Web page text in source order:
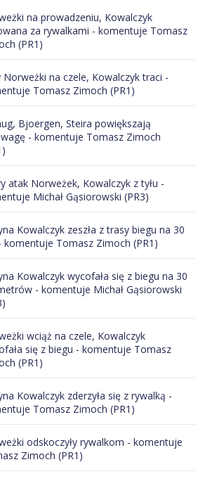
na prowadzeniu, Kowalczyk
za rywalkami - komentuje Tomasz
(PR1)
Norweżki na czele, Kowalczyk traci -
Tomasz Zimoch (PR1)
Bjoergen, Steira powiększają
- komentuje Tomasz Zimoch
atak Norweżek, Kowalczyk z tyłu -
Michał Gąsiorowski (PR3)
Kowalczyk zeszła z trasy biegu na 30
komentuje Tomasz Zimoch (PR1)
Kowalczyk wycofała się z biegu na 30
- komentuje Michał Gąsiorowski
wciąż na czele, Kowalczyk
się z biegu - komentuje Tomasz
(PR1)
Kowalczyk zderzyła się z rywalką -
Tomasz Zimoch (PR1)
odskoczyły rywalkom - komentuje
Zimoch (PR1)